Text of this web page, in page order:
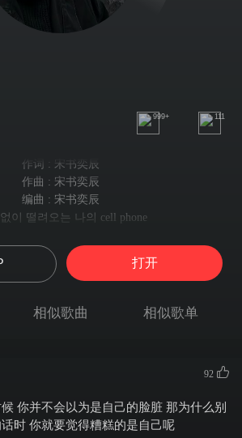
999+ 111
作词 : 宋书奕辰
作曲 : 宋书奕辰
编曲 : 宋书奕辰
이 떨려오는 나의 cell phone
오는 창문 밖의 너의 차 spotlight
chang mun ba ggui neo ui cha spotlight
또 다툰 걸 내게 속삭이고
da tun geol nae ge sok ssa gi go
을 지새고 해가 뜨면 헤어지는
ko geu reon a mu ui mi eop neun sa i
have to be sssso sorry no more
은 니 전화 열두시 Phone call
打开
相似歌曲 相似歌单
92
你并不会以为是自己的脸脏 那为什么别
时 你就要觉得糟糕的是自己呢